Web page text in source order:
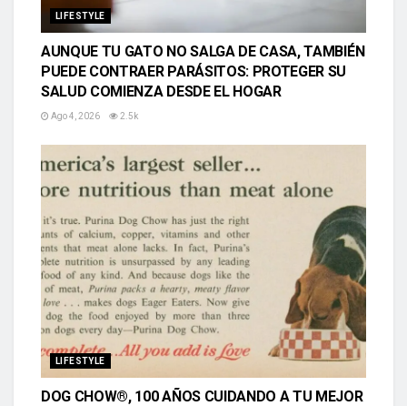
LIFESTYLE
AUNQUE TU GATO NO SALGA DE CASA, TAMBIÉN
PUEDE CONTRAER PARÁSITOS: PROTEGER SU
SALUD COMIENZA DESDE EL HOGAR
Ago 4, 2026 2.5k
LIFESTYLE
DOG CHOW®, 100 AÑOS CUIDANDO A TU MEJOR